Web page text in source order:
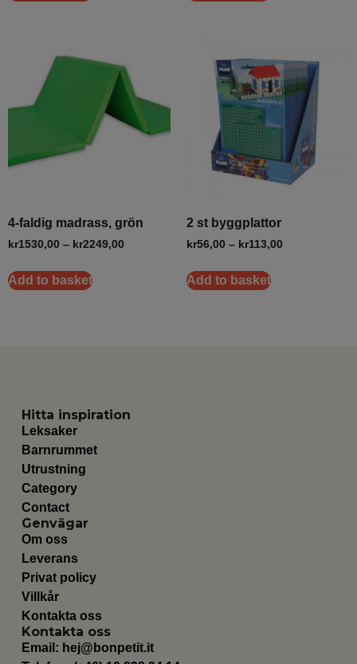
4-faldig madrass, grön
kr1530,00 – kr2249,00
Add to basket
2 st byggplattor
kr56,00 – kr113,00
Add to basket
Hitta inspiration
Leksaker
Barnrummet
Utrustning
Category
Contact
Genvägar
Om oss
Leverans
Privat policy
Villkår
Kontakta oss
Kontakta oss
Email: hej@bonpetit.it